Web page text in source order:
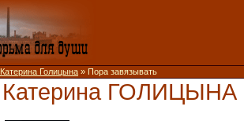
Катерина Голицына » Пора завязывать
Катерина ГОЛИЦЫНА